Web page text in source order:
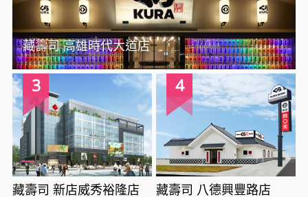
藏壽司 高雄時代大道店
3
藏壽司 新店威秀裕隆店
4
藏壽司 八德興豐路店